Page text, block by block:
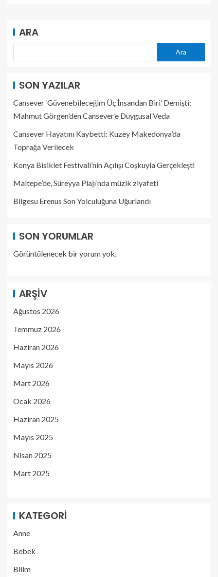
ARA
Ara
SON YAZILAR
Cansever ‘Güvenebileceğim Üç İnsandan Biri’ Demişti:
Mahmut Görgen’den Cansever’e Duygusal Veda
Cansever Hayatını Kaybetti: Kuzey Makedonya’da
Toprağa Verilecek
Konya Bisiklet Festivali’nin Açılışı Coşkuyla Gerçekleşti
Maltepe’de, Süreyya Plajı’nda müzik ziyafeti
Bilgesu Erenus Son Yolculuğuna Uğurlandı
SON YORUMLAR
Görüntülenecek bir yorum yok.
ARŞIV
Ağustos 2026
Temmuz 2026
Haziran 2026
Mayıs 2026
Mart 2026
Ocak 2026
Haziran 2025
Mayıs 2025
Nisan 2025
Mart 2025
KATEGORI
Anne
Bebek
Bilim